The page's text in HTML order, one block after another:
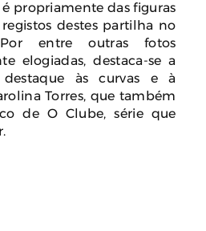
propriamente das figuras
destes partilha no
entre outras fotos
elogiadas, destaca-se a
às curvas e à
Torres, que também
de O Clube, série que